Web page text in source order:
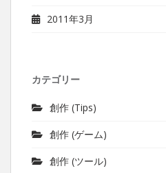
2011年3月
カテゴリー
創作 (Tips)
創作 (ゲーム)
創作 (ツール)